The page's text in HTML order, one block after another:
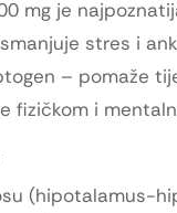
mg je
stres i
– pomaže
fizičkom i
(hipotalamus-